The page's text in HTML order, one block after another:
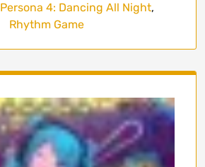
Persona 4: Dancing All Night,
Rhythm Game